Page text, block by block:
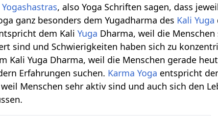
Yogashastras, also Yoga Schriften sagen, dass
ganz besonders dem Yugadharma des Kali Yuga
dem KaliYuga Dharma, weil die Menschen
sind und Schwierigkeiten haben sich zu
Kali Yuga Dharma, weil die Menschen gerade
Erfahrungen suchen. Karma Yoga entspricht
Menschen sehr aktiv sind und auch sich den